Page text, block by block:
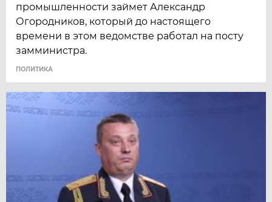
промышленности займет Александр
Огородников, который до настоящего
времени в этом ведомстве работал на посту
замминистра.
ПОЛИТИКА